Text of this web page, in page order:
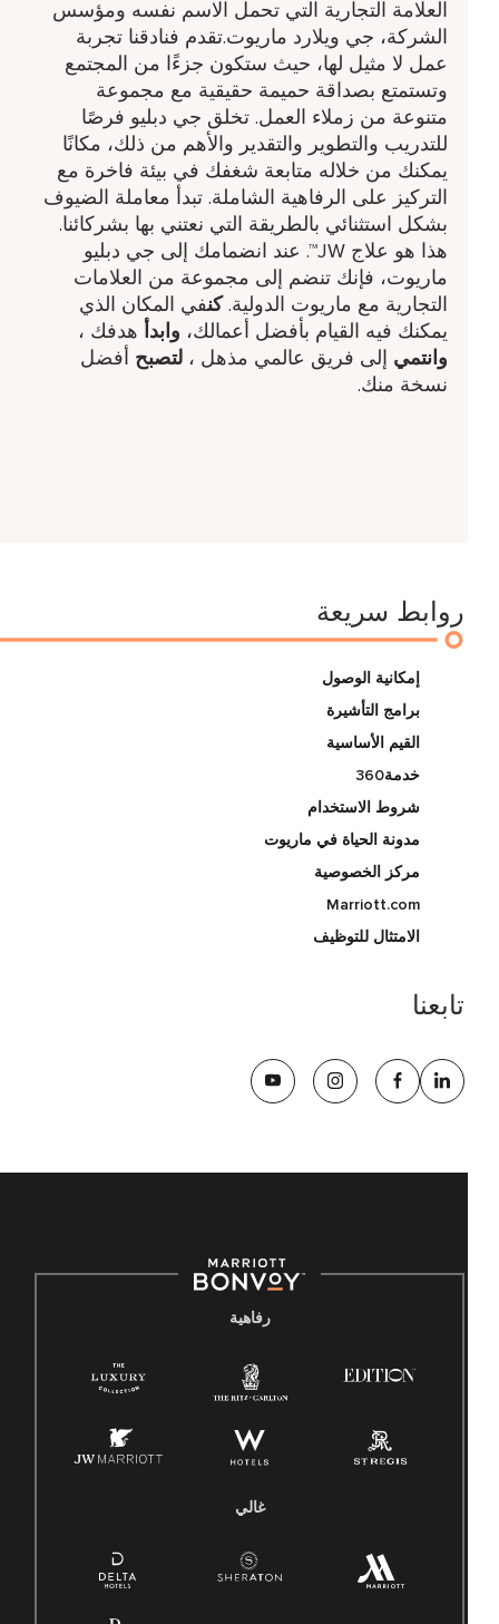
العلامة التجارية التي تحمل الاسم نفسه ومؤسس
الشركة، جي ويلارد ماريوت.تقدم فنادقنا تجربة
عمل لا مثيل لها، حيث ستكون جزءًا من المجتمع
وتستمتع بصداقة حميمة حقيقية مع مجموعة
متنوعة من زملاء العمل. تخلق جي دبليو فرصًا
للتدريب والتطوير والتقدير والأهم من ذلك، مكانًا
يمكنك من خلاله متابعة شغفك في بيئة فاخرة مع
التركيز على الرفاهية الشاملة. تبدأ معاملة الضيوف
بشكل استثنائي بالطريقة التي نعتني بها بشركائنا.
هذا هو علاج JW™. عند انضمامك إلى جي دبليو
ماريوت، فإنك تنضم إلى مجموعة من العلامات
التجارية مع ماريوت الدولية.كنفي المكان الذي
يمكنك فيه القيام بأفضل أعمالك،وابدأهدفك ​،
وانتميإلى فريق عالمي مذهل ​،لتصبحأفضل
نسخة منك.
روابط سريعة
إمكانية الوصول
برامج التأشيرة
القيم الأساسية
خدمة360
شروط الاستخدام
مدونة الحياة في ماريوت
مركز الخصوصية
Marriott.com
الامتثال للتوظيف
تابعنا
رفاهية
غالي